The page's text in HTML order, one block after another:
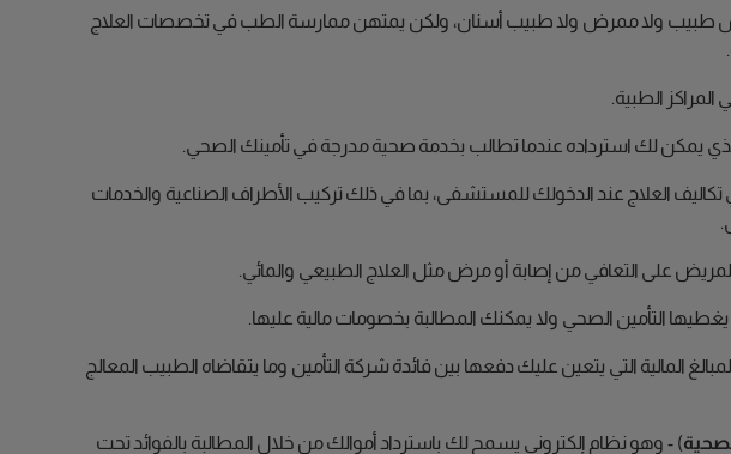
طبيب ولا ممرض ولا طبيب أسنان، ولكن يمتهن ممارسة الطب في تخصصات العلاج
الطبية.
يمكن لك استرداده عندما تطالب بخدمة صحية مدرجة في تأمينك الصحي.
العلاج عند الدخولك للمستشفى، بما في ذلك تركيب الأطراف الصناعية والخدمات
على التعافي من إصابة أو مرض مثل العلاج الطبيعي والمائي.
التأمين الصحي ولا يمكنك المطالبة بخصومات مالية عليها.
المالية التي يتعين عليك دفعها بين فائدة شركة التأمين وما يتقاضاه الطبيب المعالج
) - وهو نظام إلكتروني يسمح لك باسترداد أموالك من خلال المطالبة بالفوائد تحت